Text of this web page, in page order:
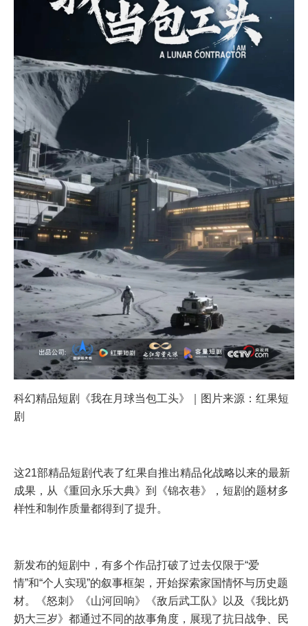
科幻精品短剧《我在月球当包工头》｜图片来源：红果短
剧
这21部精品短剧代表了红果自推出精品化战略以来的最新
成果，从《重回永乐大典》到《锦衣巷》，短剧的题材多
样性和制作质量都得到了提升。
新发布的短剧中，有多个作品打破了过去仅限于“爱
情”和“个人实现”的叙事框架，开始探索家国情怀与历史题
材。《怒刺》《山河回响》《敌后武工队》以及《我比奶
奶大三岁》都通过不同的故事角度，展现了抗日战争、民